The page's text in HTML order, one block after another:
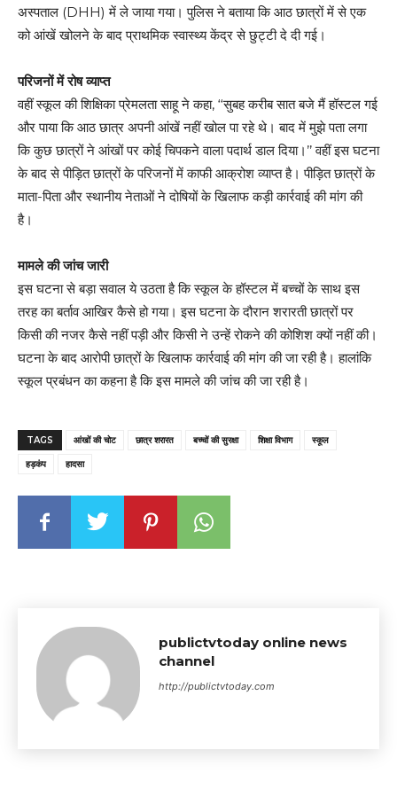
अस्पताल (DHH) में ले जाया गया। पुलिस ने बताया कि आठ छात्रों में से एक
को आंखें खोलने के बाद प्राथमिक स्वास्थ्य केंद्र से छुट्टी दे दी गई।
परिजनों में रोष व्याप्त
वहीं स्कूल की शिक्षिका प्रेमलता साहू ने कहा, ‘‘सुबह करीब सात बजे मैं हॉस्टल गई
और पाया कि आठ छात्र अपनी आंखें नहीं खोल पा रहे थे। बाद में मुझे पता लगा
कि कुछ छात्रों ने आंखों पर कोई चिपकने वाला पदार्थ डाल दिया।’’ वहीं इस घटना
के बाद से पीड़ित छात्रों के परिजनों में काफी आक्रोश व्याप्त है। पीड़ित छात्रों के
माता-पिता और स्थानीय नेताओं ने दोषियों के खिलाफ कड़ी कार्रवाई की मांग की
है।
मामले की जांच जारी
इस घटना से बड़ा सवाल ये उठता है कि स्कूल के हॉस्टल में बच्चों के साथ इस
तरह का बर्ताव आखिर कैसे हो गया। इस घटना के दौरान शरारती छात्रों पर
किसी की नजर कैसे नहीं पड़ी और किसी ने उन्हें रोकने की कोशिश क्यों नहीं की।
घटना के बाद आरोपी छात्रों के खिलाफ कार्रवाई की मांग की जा रही है। हालांकि
स्कूल प्रबंधन का कहना है कि इस मामले की जांच की जा रही है।
TAGS आंखों की चोट छात्र शरारत बच्चों की सुरक्षा शिक्षा विभाग स्कूल
हड़कंप हादसा
publictvtoday online news
channel
http://publictvtoday.com